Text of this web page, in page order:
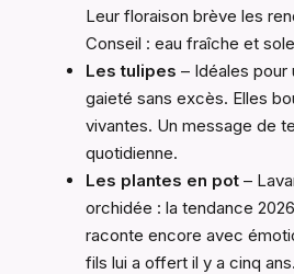
Leur floraison brève les
Conseil : eau fraîche et
Les tulipes – Idéales pour
gaieté sans excès. Elles
vivantes. Un message de
quotidienne.
Les plantes en pot –
orchidée : la tendance
raconte encore avec
fils lui a offert il y a cinq ans.